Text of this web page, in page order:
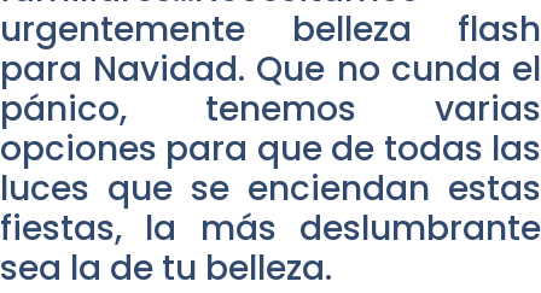
urgentemente belleza flash
para Navidad. Que no cunda el
pánico, tenemos varias
opciones para que de todas las
luces que se enciendan estas
fiestas, la más deslumbrante
sea la de tu belleza.